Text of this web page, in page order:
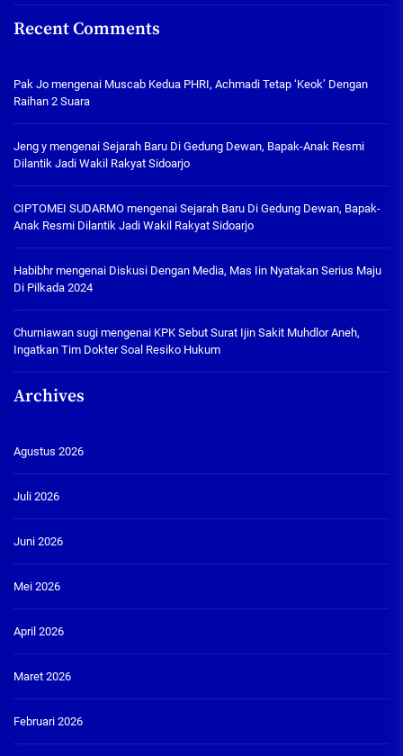
Recent Comments
Pak Jo mengenai Muscab Kedua PHRI, Achmadi Tetap ‘Keok’ Dengan
Raihan 2 Suara
Jeng y mengenai Sejarah Baru Di Gedung Dewan, Bapak-Anak Resmi
Dilantik Jadi Wakil Rakyat Sidoarjo
CIPTOMEI SUDARMO mengenai Sejarah Baru Di Gedung Dewan, Bapak-
Anak Resmi Dilantik Jadi Wakil Rakyat Sidoarjo
Habibhrmengenai Diskusi Dengan Media, Mas Iin Nyatakan Serius Maju
Di Pilkada 2024
Churniawan sugi mengenai KPK Sebut Surat Ijin Sakit Muhdlor Aneh,
Ingatkan Tim Dokter Soal Resiko Hukum
Archives
Agustus 2026
Juli 2026
Juni 2026
Mei 2026
April 2026
Maret 2026
Februari 2026